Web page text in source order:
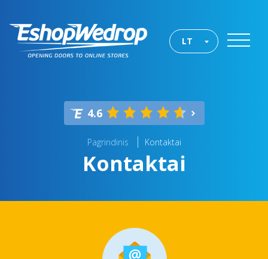
LT
4.6
Pagrindinis Kontaktai
Kontaktai